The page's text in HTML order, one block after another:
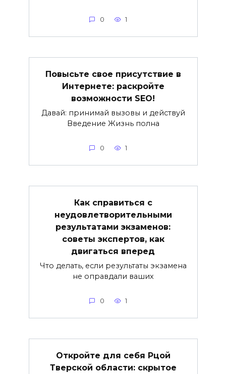
0 1
Повысьте свое присутствие в
Интернете: раскройте
возможности SEO!
Давай: принимай вызовы и действуй
Введение Жизнь полна
0 1
Как справиться с
неудовлетворительными
результатами экзаменов:
советы экспертов, как
двигаться вперед
Что делать, если результаты экзамена
не оправдали ваших
0 1
Откройте для себя Рцой
Тверской области: скрытое